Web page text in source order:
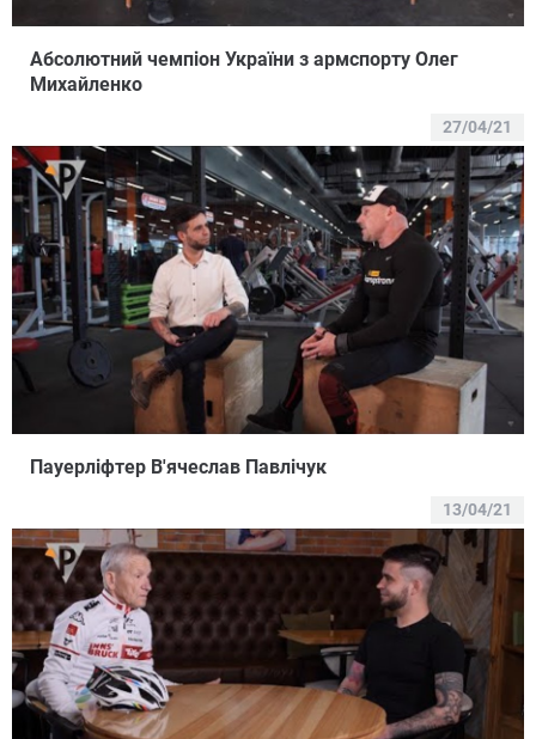
Абсолютний чемпіон України з армспорту Олег
Михайленко
27/04/21
Пауерліфтер В'ячеслав Павлічук
13/04/21